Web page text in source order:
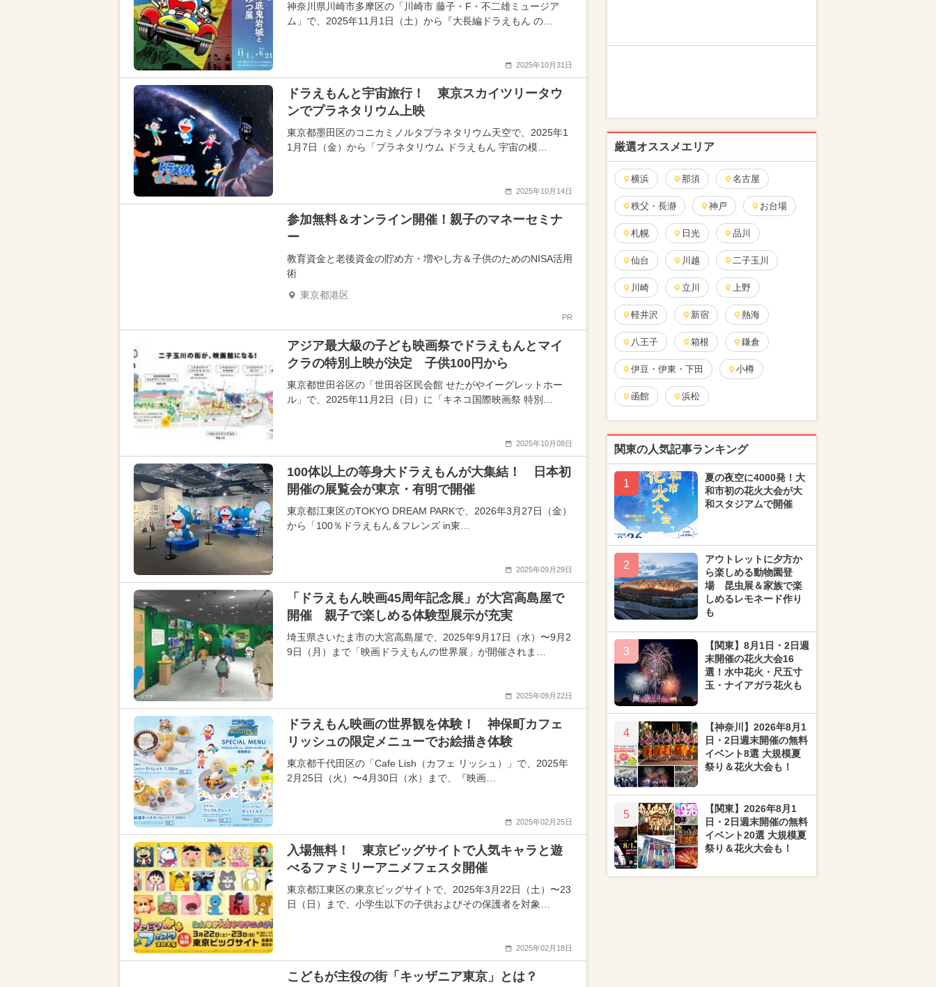
神奈川県川崎市多摩区の「川崎市 藤子・F・不二雄ミュージア
ム」で、2025年11月1日（土）から『大長編ドラえもん の…
2025年10月31日
ドラえもんと宇宙旅行！ 東京スカイツリータウ
ンでプラネタリウム上映
東京都墨田区のコニカミノルタプラネタリウム天空で、2025年1
1月7日（金）から「プラネタリウム ドラえもん 宇宙の模…
2025年10月14日
参加無料＆オンライン開催！親子のマネーセミナ
ー
教育資金と老後資金の貯め方・増やし方＆子供のためのNISA活用
術
東京都港区
PR
アジア最大級の子ども映画祭でドラえもんとマイ
クラの特別上映が決定 子供100円から
東京都世田谷区の「世田谷区民会館 せたがやイーグレットホー
ル」で、2025年11月2日（日）に「キネコ国際映画祭 特別…
2025年10月08日
100体以上の等身大ドラえもんが大集結！ 日本初
開催の展覧会が東京・有明で開催
東京都江東区のTOKYO DREAM PARKで、2026年3月27日（金）
から「100％ドラえもん＆フレンズ in東…
2025年09月29日
「ドラえもん映画45周年記念展」が大宮高島屋で
開催 親子で楽しめる体験型展示が充実
埼玉県さいたま市の大宮高島屋で、2025年9月17日（水）〜9月2
9日（月）まで「映画ドラえもんの世界展」が開催されま…
2025年09月22日
ドラえもん映画の世界観を体験！ 神保町カフェ
リッシュの限定メニューでお絵描き体験
東京都千代田区の「Cafe Lish（カフェ リッシュ）」で、2025年
2月25日（火）〜4月30日（水）まで、『映画…
2025年02月25日
入場無料！ 東京ビッグサイトで人気キャラと遊
べるファミリーアニメフェスタ開催
東京都江東区の東京ビッグサイトで、2025年3月22日（土）〜23
日（日）まで、小学生以下の子供およびその保護者を対象…
2025年02月18日
こどもが主役の街「キッザニア東京」とは？
厳選オススメエリア
横浜 那須 名古屋
秩父・長瀞 神戸 お台場
札幌 日光 品川
仙台 川越 二子玉川
川崎 立川 上野
軽井沢 新宿 熱海
八王子 箱根 鎌倉
伊豆・伊東・下田 小樽
函館 浜松
関東の人気記事ランキング
1
夏の夜空に4000発！大
和市初の花火大会が大
和スタジアムで開催
2
アウトレットに夕方か
ら楽しめる動物園登
場 昆虫展＆家族で楽
しめるレモネード作り
も
3
【関東】8月1日・2日週
末開催の花火大会16
選！水中花火・尺五寸
玉・ナイアガラ花火も
4
【神奈川】2026年8月1
日・2日週末開催の無料
イベント8選 大規模夏
祭り＆花火大会も！
5
【関東】2026年8月1
日・2日週末開催の無料
イベント20選 大規模夏
祭り＆花火大会も！